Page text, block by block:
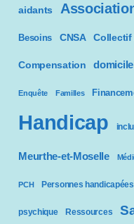
aidants
Besoins CNSA Collectif
Compensation domicile
Enquête Familles
Handicap
Meurthe-et-Moselle
PCH Personnes handicapées
psychique Ressources